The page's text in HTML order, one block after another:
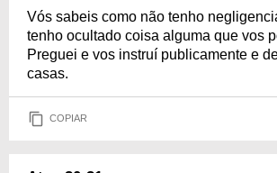
Vós sabeis como não tenho
tenho ocultado coisa alguma que vos
Preguei e vos instruí publicamente e
casas.
COPIAR